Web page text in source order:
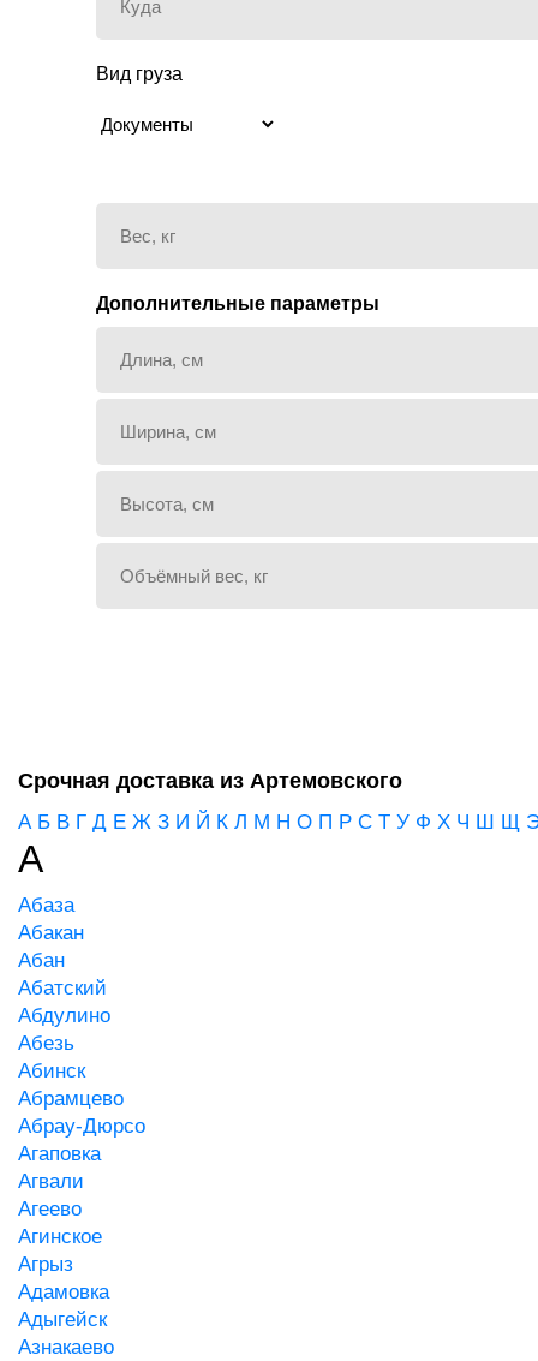
Вид груза
Дополнительные параметры
Срочная доставка из Артемовского
А Б В Г Д Е Ж З И Й К Л М Н О П Р С Т У Ф Х Ч Ш Щ
А
Абаза
Абакан
Абан
Абатский
Абдулино
Абезь
Абинск
Абрамцево
Абрау-Дюрсо
Агаповка
Агвали
Агеево
Агинское
Агрыз
Адамовка
Адыгейск
Азнакаево